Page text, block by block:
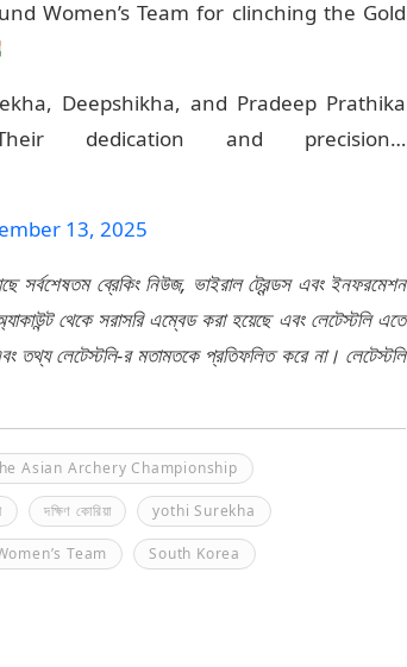
Women’s Team for clinching the Gold
Deepshikha, and Pradeep Prathika
dedication and precision…
13, 2025
সর্বশেষতম ব্রেকিং নিউজ, ভাইরাল ট্রেন্ডস এবং ইনফরমেশন
থেকে সরাসরি এম্বেড করা হয়েছে এবং লেটেস্টলি এতে
তথ্য লেটেস্টলি-র মতামতকে প্রতিফলিত করে না। লেটেস্টলি
Asian Archery Championship
দক্ষিণ কোরিয়া yothi Surekha
Team South Korea